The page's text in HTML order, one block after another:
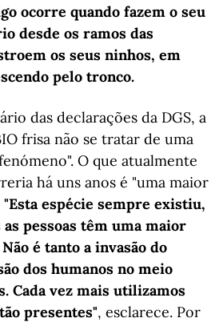
ocorre quando fazem o seu
desde os ramos das
os seus ninhos, em
pelo tronco.
das declarações da DGS, a
frisa não se tratar de uma
O que atualmente
há uns anos é "uma maior
"Esta espécie sempre existiu,
as pessoas têm uma maior
é tanto a invasão do
dos humanos no meio
Cada vez mais utilizamos
presentes", esclarece. Por